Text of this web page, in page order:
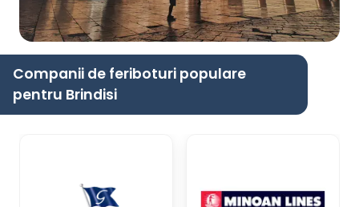
Companii de feriboturi populare
pentru Brindisi